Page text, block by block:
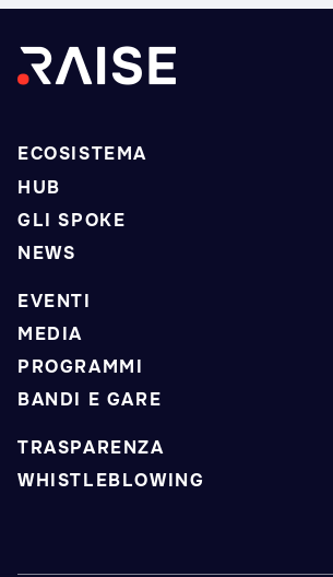
ECOSISTEMA
HUB
GLI SPOKE
NEWS
EVENTI
MEDIA
PROGRAMMI
BANDI E GARE
TRASPARENZA
WHISTLEBLOWING